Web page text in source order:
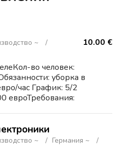
10.00 €
~
во человек:
уборка в
час График: 5/2
евроТребования:
~
Германия ~